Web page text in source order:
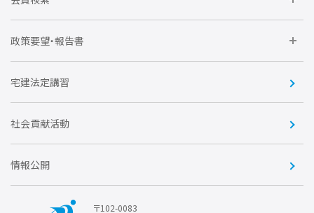
不動産後見アドバイザー資格講習
会
全住協ビジネスショップ
トライアル会員制度
企業会員
賛助会員
政策要望・報告書
住宅・土地税制改正要望
優良事業表彰
宅建法定講習
社会貢献活動
情報公開
〒102-0083